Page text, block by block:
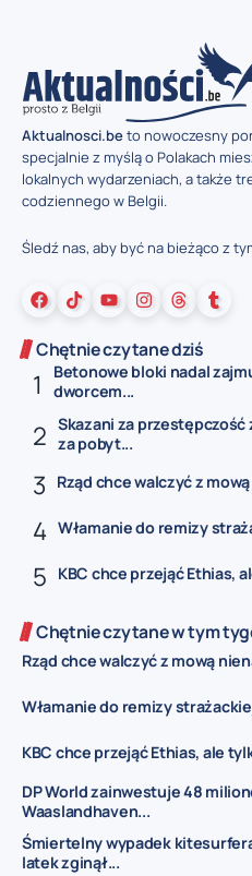
Aktualnosci.beto nowoczesny
specjalnie z myślą o Polakach
lokalnych wydarzeniach, a także
codziennego w Belgii.
Śledź nas, aby być na bieżąco z
Chętnie czytane dziś
Betonowe bloki nadal
dworcem...
Skazani za przestępczość
za pobyt...
Rząd chce walczyć z
Włamanie do remizy
KBC chce przejąć Ethias,
Chętnie czytane w tym
Rząd chce walczyć z mową
Włamanie do remizy
KBC chce przejąć Ethias, ale
DP World zainwestuje 48
Waaslandhaven...
Śmiertelny wypadek
latek zginął...